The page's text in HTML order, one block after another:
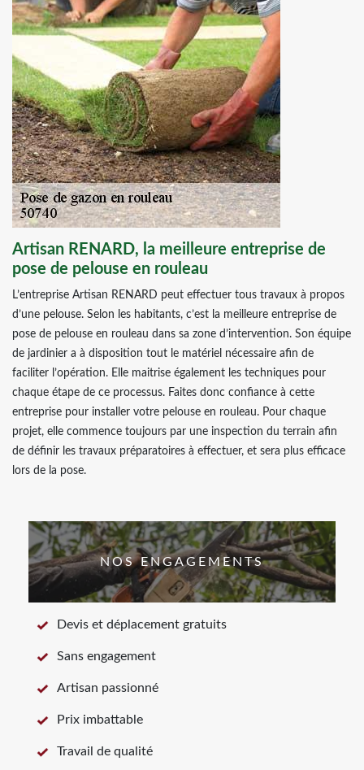
Artisan RENARD, la meilleure entreprise de
pose de pelouse en rouleau
L’entreprise Artisan RENARD peut effectuer tous travaux à propos
d’une pelouse. Selon les habitants, c’est la meilleure entreprise de
pose de pelouse en rouleau dans sa zone d’intervention. Son équipe
de jardinier a à disposition tout le matériel nécessaire afin de
faciliter l’opération. Elle maitrise également les techniques pour
chaque étape de ce processus. Faites donc confiance à cette
entreprise pour installer votre pelouse en rouleau. Pour chaque
projet, elle commence toujours par une inspection du terrain afin
de définir les travaux préparatoires à effectuer, et sera plus efficace
lors de la pose.
NOS ENGAGEMENTS
Devis et déplacement gratuits
Sans engagement
Artisan passionné
Prix imbattable
Travail de qualité